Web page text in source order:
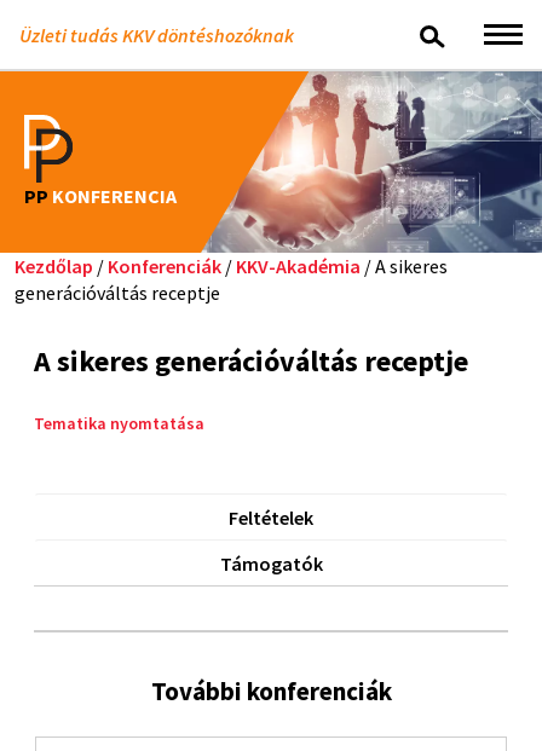
Üzleti tudás KKV döntéshozóknak
PP KONFERENCIA
Kezdőlap / Konferenciák / KKV-Akadémia / A sikeres
generációváltás receptje
A sikeres generációváltás receptje
Tematika nyomtatása
Feltételek
Támogatók
További konferenciák